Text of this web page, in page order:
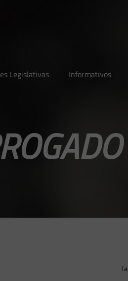
Legislativas Informativos